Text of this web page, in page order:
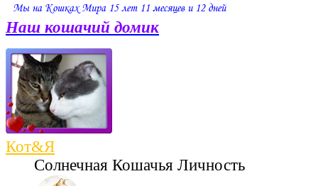
Наш кошачий домик
Кот&Я
Солнечная Кошачья Личность